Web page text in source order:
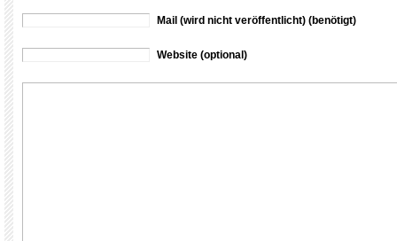
Mail (wird nicht veröffentlicht) (benötigt)
Website (optional)